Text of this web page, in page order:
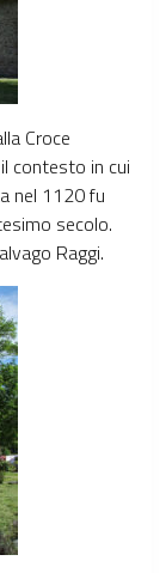
Croce
contesto in cui
nel 1120 fu
secolo.
Raggi.